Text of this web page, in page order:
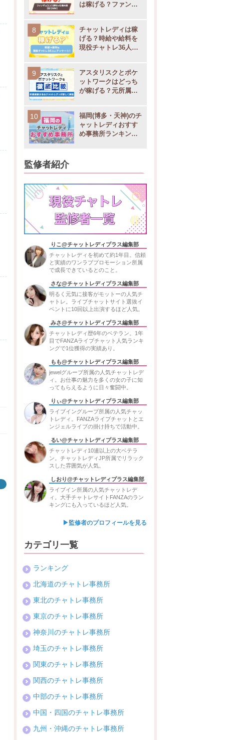
は稼げる？ファンザ
チャットレディは稼
げる？時給や給料を
現役チャトレ36人に
アスタリスクとポケ
ットワークはどっち
が稼げる？元所属チ
福岡(博多・天神)のチ
ャットレディおすす
め事務所ランキング9
監修者紹介
りこ@チャットレディプラス編集部
チャットレディを初めて約1年目。信頼
と実績のワンラブプロモーション所属
で成長できているとのこと。
さな@チャットレディプラス編集部
明るく元気に接客がモットーの人気チ
ャトレ。ライブチャットサイト選抜イ
ベントに10回以上出演するほど人気。
みさ@チャットレディプラス編集部
チャットレディ歴6年のベテラン。1年
目でFANZAライブチャット人気ランキ
ングで1位獲得の実績あり。
もも@チャットレディプラス編集部
jewelグループ所属の人気チャットレデ
ィ。お仕事の魅力を多くの女の子に知
ってもらえるように日々奮闘中。
りぃ@チャットレディプラス編集部
ライブイングループ所属の人気チャッ
トレディ。FANZAライブチャットとエ
ンジェルライブの掛け持ちで活動中。
るい@チャットレディプラス編集部
チャットレディ10連以上の大ベテラ
ン。チャットレディJP所属でリラック
スした雰囲気が人気。
しおり@チャットレディプラス編集部
ライブイン所属の人気チャットレデ
ィ。大手チャトレサイトFANZAのラン
キングにも入っているほど人気。
▶監修者のプロフィールを見る
カテゴリ一覧
ランキング
北海道のチャトレ事務所
東北のチャトレ事務所
東京のチャトレ事務所
神奈川のチャトレ事務所
埼玉のチャトレ事務所
関東のチャトレ事務所
関西のチャトレ事務所
中部のチャトレ事務所
中国・四国のチャトレ事務所
九州・沖縄のチャトレ事務所